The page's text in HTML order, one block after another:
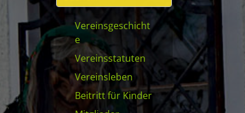
Vereinsgeschicht
e
Vereinsstatuten
Vereinsleben
Beitritt für Kinder